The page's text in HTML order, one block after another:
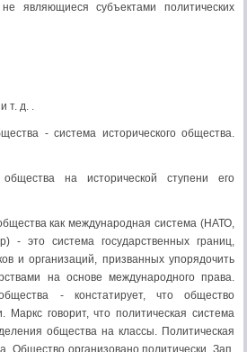
являющиеся субъектами политических
т. д. .
- система исторического общества.
на исторической ступени его
как международная система (НАТО,
- это система государственных границ,
и организаций, призванных упорядочить
на основе международного права.
- констатирует, что общество
Маркс говорит, что политическая система
общества на классы. Политическая
Общество организовано политически. Зап.